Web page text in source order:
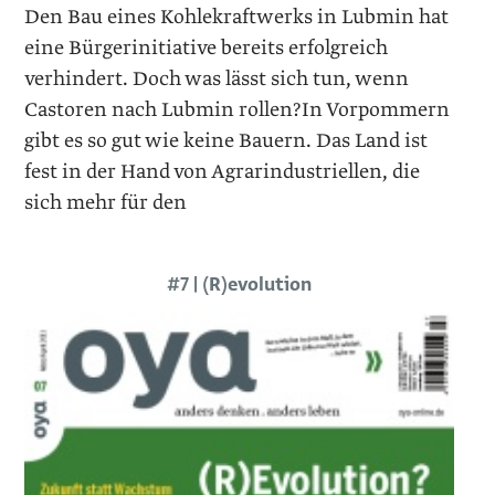
Den Bau eines Kohlekraftwerks in Lubmin hat
eine Bürgerinitiative bereits erfolgreich
verhindert. Doch was lässt sich tun, wenn
Castoren nach Lubmin rollen?In Vorpommern
gibt es so gut wie keine Bauern. Das Land ist
fest in der Hand von Agrarindustriellen, die
sich mehr für den
#7 | (R)evolution